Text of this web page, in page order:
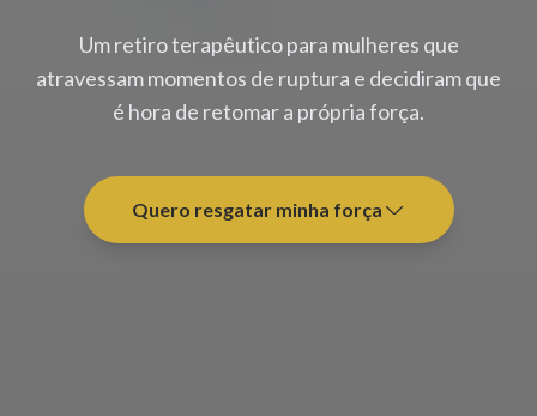
Um retiro terapêutico para mulheres que
atravessam momentos de ruptura e decidiram que
é hora de retomar a própria força.
Quero resgatar minha força